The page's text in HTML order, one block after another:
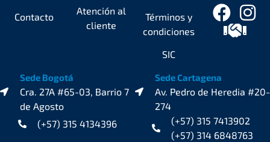
Contacto
Atención al
cliente
Términos y
condiciones
SIC
Sede Bogotá
Cra. 27A #65-03, Barrio 7
de Agosto
(+57) 315 4134396
Sede Cartagena
Av. Pedro de Heredia #20-
274
(+57) 315 7413902
(+57) 314 6848763